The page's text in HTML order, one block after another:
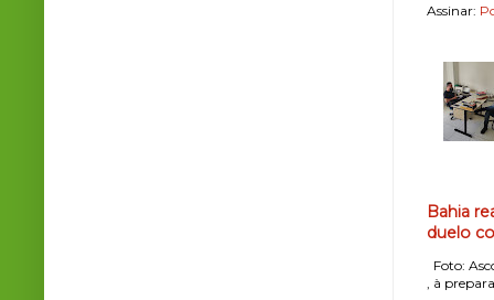
Assinar:
Bahia
duelo
Foto:
, à